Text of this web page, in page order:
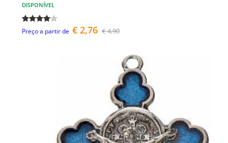
DISPONÍVEL
Preço a partir de € 2,76 € 4,90